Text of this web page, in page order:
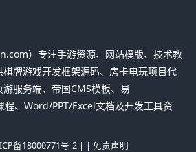
）专注手游资源、网站模版、技术教
牌游戏开发框架源码、房卡电玩项目代
服务端、帝国CMS模板、易
、Word/PPT/Excel文档及开发工具资
备18000771号-2| | 免责声明